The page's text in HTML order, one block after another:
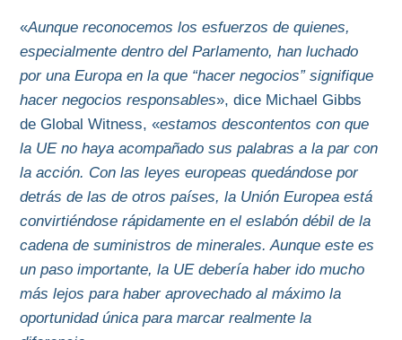
«Aunque reconocemos los esfuerzos de quienes,
especialmente dentro del Parlamento, han luchado
por una Europa en la que “hacer negocios” signifique
hacer negocios responsables», dice Michael Gibbs
de Global Witness, «estamos descontentos con que
la UE no haya acompañado sus palabras a la par con
la acción. Con las leyes europeas quedándose por
detrás de las de otros países, la Unión Europea está
convirtiéndose rápidamente en el eslabón débil de la
cadena de suministros de minerales. Aunque este es
un paso importante, la UE debería haber ido mucho
más lejos para haber aprovechado al máximo la
oportunidad única para marcar realmente la